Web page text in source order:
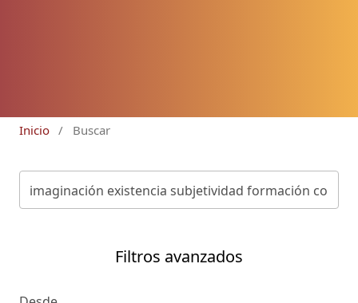
Inicio / Buscar
Filtros avanzados